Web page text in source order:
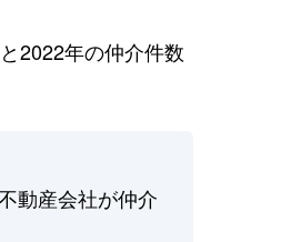
2022年の仲介件数
動産会社が仲介